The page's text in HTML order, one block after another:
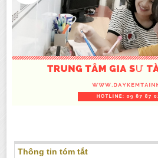
Thông tin tóm tắt